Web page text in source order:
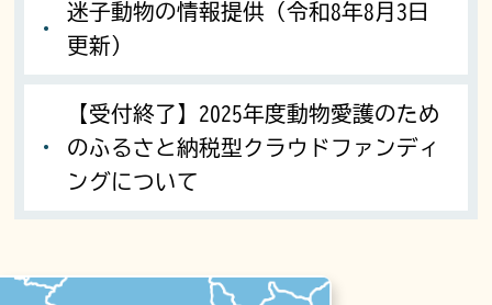
迷子動物の情報提供（令和8年8月3日
更新）
【受付終了】2025年度動物愛護のため
のふるさと納税型クラウドファンディ
ングについて